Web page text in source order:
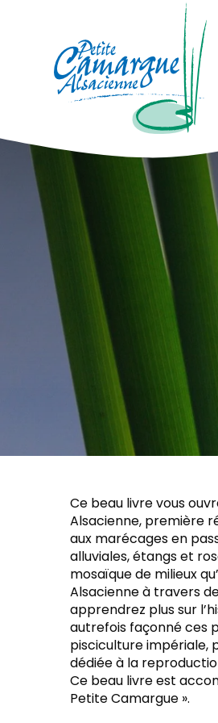
La Petite
Ce beau livre vous
Alsacienne, première
aux marécages en
alluviales, étangs et
mosaïque de milieux
Alsacienne à travers
apprendrez plus sur
autrefois façonné ces
pisciculture impériale,
dédiée à la
Ce beau livre est
Petite Camargue ».